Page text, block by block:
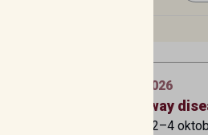
2 oktober 2026
Equine airway
Kursen hålls 2–4